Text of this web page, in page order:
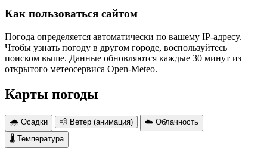
Как пользоваться сайтом
Погода определяется автоматически по вашему IP-адресу.
Чтобы узнать погоду в другом городе, воспользуйтесь
поиском выше. Данные обновляются каждые 30 минут из
открытого метеосервиса Open-Meteo.
Карты погоды
🌧 Осадки 💨 Ветер (анимация)
☁️ Облачность
🌡 Температура